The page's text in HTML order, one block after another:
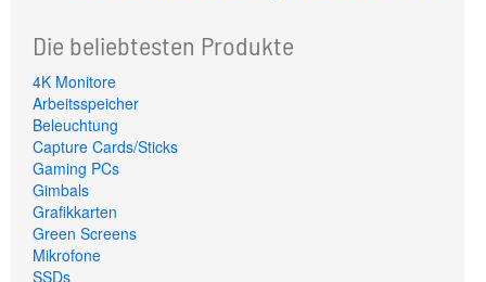
Die beliebtesten Produkte
4K Monitore
Arbeitsspeicher
Beleuchtung
Capture Cards/Sticks
Gaming PCs
Gimbals
Grafikkarten
Green Screens
Mikrofone
SSDs